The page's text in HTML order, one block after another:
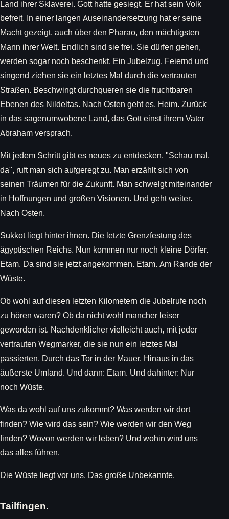
Land ihrer Sklaverei. Gott hatte gesiegt. Er hat sein Volk
befreit. In einer langen Auseinandersetzung hat er seine
Macht gezeigt, auch über den Pharao, den mächtigsten
Mann ihrer Welt. Endlich sind sie frei. Sie dürfen gehen,
werden sogar noch beschenkt. Ein Jubelzug. Feiernd und
singend ziehen sie ein letztes Mal durch die vertrauten
Straßen. Beschwingt durchqueren sie die fruchtbaren
Ebenen des Nildeltas. Nach Osten geht es. Heim. Zurück
in das sagenumwobene Land, das Gott einst ihrem Vater
Abraham versprach.
Mit jedem Schritt gibt es neues zu entdecken. "Schau mal,
da", ruft man sich aufgeregt zu. Man erzählt sich von
seinen Träumen für die Zukunft. Man schwelgt miteinander
in Hoffnungen und großen Visionen. Und geht weiter.
Nach Osten.
Sukkot liegt hinter ihnen. Die letzte Grenzfestung des
ägyptischen Reichs. Nun kommen nur noch kleine Dörfer.
Etam. Da sind sie jetzt angekommen. Etam. Am Rande der
Wüste.
Ob wohl auf diesen letzten Kilometern die Jubelrufe noch
zu hören waren? Ob da nicht wohl mancher leiser
geworden ist. Nachdenklicher vielleicht auch, mit jeder
vertrauten Wegmarker, die sie nun ein letztes Mal
passierten. Durch das Tor in der Mauer. Hinaus in das
äußerste Umland. Und dann: Etam. Und dahinter: Nur
noch Wüste.
Was da wohl auf uns zukommt? Was werden wir dort
finden? Wie wird das sein? Wie werden wir den Weg
finden? Wovon werden wir leben? Und wohin wird uns
das alles führen.
Die Wüste liegt vor uns. Das große Unbekannte.
Tailfingen.